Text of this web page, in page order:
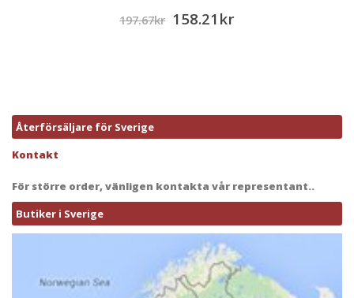
197.67kr 158.21 kr
Återförsäljare för Sverige
Kontakt
För större order, vänligen kontakta vår representant..
Butiker i Sverige